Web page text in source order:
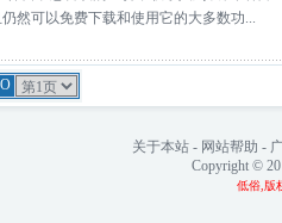
然可以免费下载和使用它的大多数功...
关于本站- 网站帮助 -
Copyright ©
低俗,版